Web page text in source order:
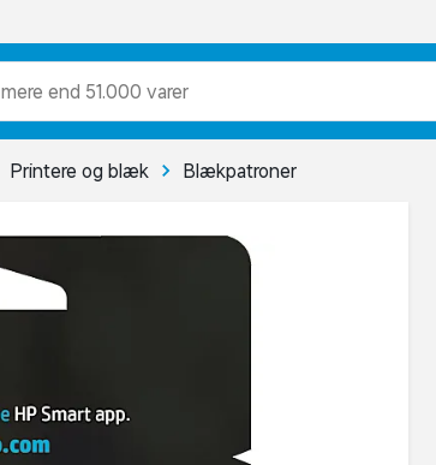
mere end 51.000 varer
Printere og blæk Blækpatroner